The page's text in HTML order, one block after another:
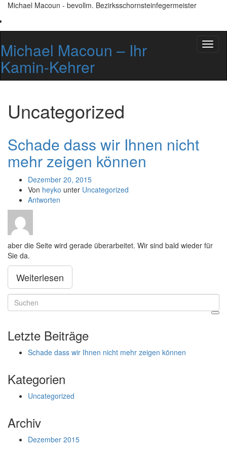
Michael Macoun - bevollm. Bezirksschornsteinfegermeister
Michael Macoun – Ihr
Kamin-Kehrer
Uncategorized
Schade dass wir Ihnen nicht
mehr zeigen können
Dezember 20, 2015
Von heyko unter Uncategorized
Antworten
aber die Seite wird gerade überarbeitet. Wir sind bald wieder für
Sie da.
Weiterlesen
Suchbegriff
...
Letzte Beiträge
Schade dass wir Ihnen nicht mehr zeigen können
Kategorien
Uncategorized
Archiv
Dezember 2015